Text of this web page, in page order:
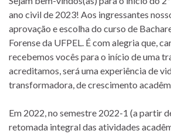
ano civil de 2023! Aos ingressantes
aprovação e escolha do curso de
Forense da UFPEL. É com alegria que,
recebemos vocês para o início de uma
acreditamos, será uma experiência de
transformadora, de crescimento
Em 2022, no semestre 2022-1 (a partir
retomada integral das atividades